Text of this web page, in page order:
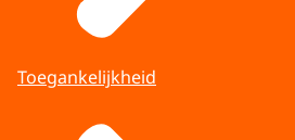
Toegankelijkheid